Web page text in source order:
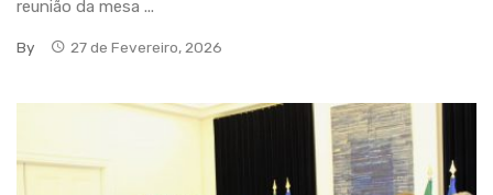
reunião da mesa ...
By 27 de Fevereiro, 2026